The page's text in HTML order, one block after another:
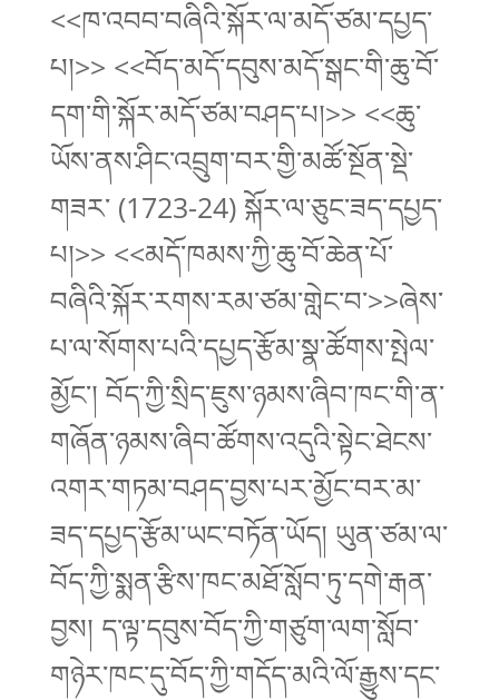
<<ཁ་འབབ་བཞིའི་སྐོར་ལ་མདོ་ཙམ་དཔྱད་
པ།>> <<བོད་མདོ་དབུས་མདོ་སྒང་གི་ཆུ་བོ་
དག་གི་སྐོར་མདོ་ཙམ་བཤད་པ།>> <<ཆུ་
ཡོས་ནས་ཤིང་འབྲུག་བར་གྱི་མཚོ་སྔོན་སྡེ་
གཟར་ (1723-24) སྐོར་ལ་ཅུང་ཟད་དཔྱད་
པ།>> <<མདོ་ཁམས་ཀྱི་ཆུ་བོ་ཆེན་པོ་
བཞིའི་སྐོར་རགས་རམ་ཙམ་གླེང་བ་>>ཞེས་
པ་ལ་སོགས་པའི་དཔྱད་རྩོམ་སྣ་ཚོགས་སྤེལ་
མྱོང་། བོད་ཀྱི་སྲིད་ཇུས་ཉམས་ཞིབ་ཁང་གི་ན་
གཞོན་ཉམས་ཞིབ་ཚོགས་འདུའི་སྟེང་ཐེངས་
འགར་གཏམ་བཤད་བྱས་པར་མྱོང་བར་མ་
ཟད་དཔྱད་རྩོམ་ཡང་བཏོན་ཡོད། ཡུན་ཙམ་ལ་
བོད་ཀྱི་སྨན་རྩིས་ཁང་མཐོ་སློབ་ཏུ་དགེ་རྒན་
བྱས། ད་ལྟ་དབུས་བོད་ཀྱི་གཙུག་ལག་སློབ་
གཉེར་ཁང་དུ་བོད་ཀྱི་གདོད་མའི་ལོ་རྒྱུས་དང་